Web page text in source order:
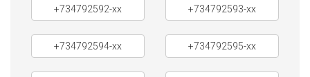
+734792592-xx +734792593-xx
+734792594-xx +734792595-xx